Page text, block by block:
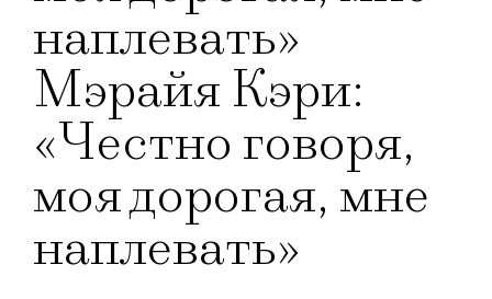
наплевать»
Мэрайя Кэри:
«Честно говоря,
моя дорогая, мне
наплевать»